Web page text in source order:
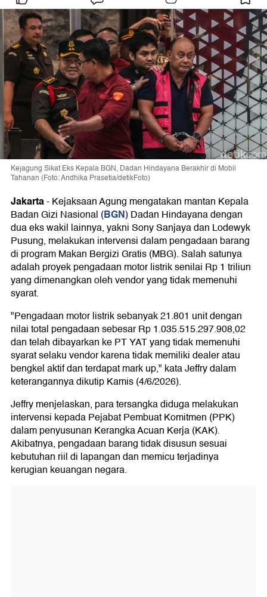
Kejagung Sikat Eks Kepala BGN, Dadan Hindayana Berakhir di Mobil
Tahanan (Foto: Andhika Prasetia/detikFoto)
Jakarta-Kejaksaan Agung mengatakan mantan Kepala
Badan Gizi Nasional (BGN) Dadan Hindayana dengan
dua eks wakil lainnya, yakni Sony Sanjaya dan Lodewyk
Pusung, melakukan intervensi dalam pengadaan barang
di program Makan Bergizi Gratis (MBG). Salah satunya
adalah proyek pengadaan motor listrik senilai Rp 1 triliun
yang dimenangkan oleh vendor yang tidak memenuhi
syarat.
"Pengadaan motor listrik sebanyak 21.801 unit dengan
nilai total pengadaan sebesar Rp 1.035.515.297.908,02
dan telah dibayarkan ke PT YAT yang tidak memenuhi
syarat selaku vendor karena tidak memiliki dealer atau
bengkel aktif dan terdapat mark up," kata Jeffry dalam
keterangannya dikutip Kamis (4/6/2026).
Jeffry menjelaskan, para tersangka diduga melakukan
intervensi kepada Pejabat Pembuat Komitmen (PPK)
dalam penyusunan Kerangka Acuan Kerja (KAK).
Akibatnya, pengadaan barang tidak disusun sesuai
kebutuhan riil di lapangan dan memicu terjadinya
kerugian keuangan negara.